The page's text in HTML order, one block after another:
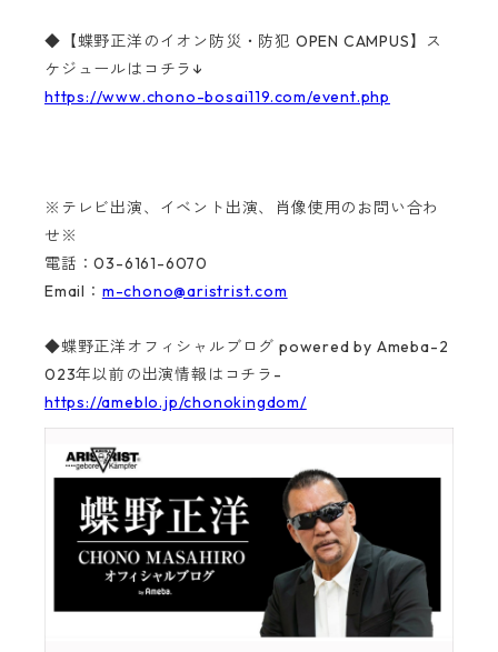
◆【蝶野正洋のイオン防災・防犯 OPEN CAMPUS】ス
ケジュールはコチラ↓
https://www.chono-bosai119.com/event.php
※テレビ出演、イベント出演、肖像使用のお問い合わ
せ※
電話：03-6161-6070
Email： m-chono@aristrist.com
◆蝶野正洋オフィシャルブログ powered by Ameba-2
023年以前の出演情報はコチラ-
https://ameblo.jp/chonokingdom/